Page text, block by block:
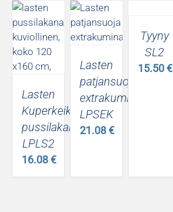
Lasten
Kuperkeikka
pussilakanasetti
LPLS2
16.08€
Lasten
patjansuojus
extrakuminauhalla
LPSEK
21.08€
Tyyny
SL2
15.50€